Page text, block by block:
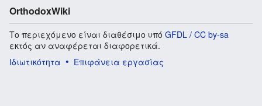
OrthodoxWiki
Το περιεχόμενο είναι διαθέσιμο υπό GFDL / CC by-sa
εκτός αν αναφέρεται διαφορετικά.
Ιδιωτικότητα
Επιφάνεια εργασίας